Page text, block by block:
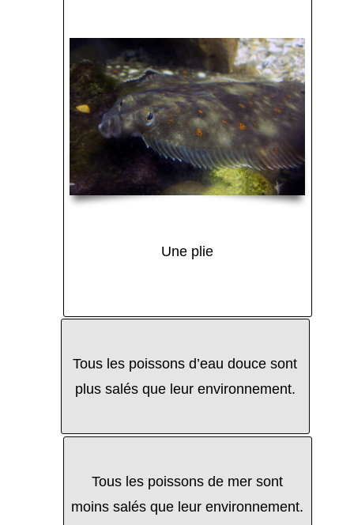
Une plie
Tous les poissons d’eau douce sont
plus salés que leur environnement.
Tous les poissons de mer sont
moins salés que leur environnement.